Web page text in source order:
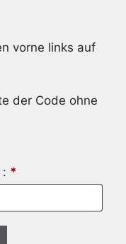
vorne links auf
der Code ohne
*